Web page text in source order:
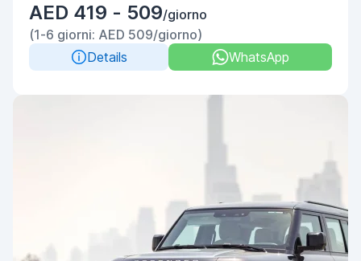
AED 419 - 509/giorno
(1-6 giorni: AED 509/giorno)
Details
WhatsApp